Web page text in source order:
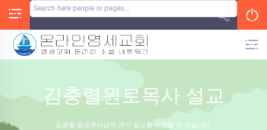
김충렬원로목사 설교
김충렬 원로목사님의 과거 설교를 시청할 수 있습니다.